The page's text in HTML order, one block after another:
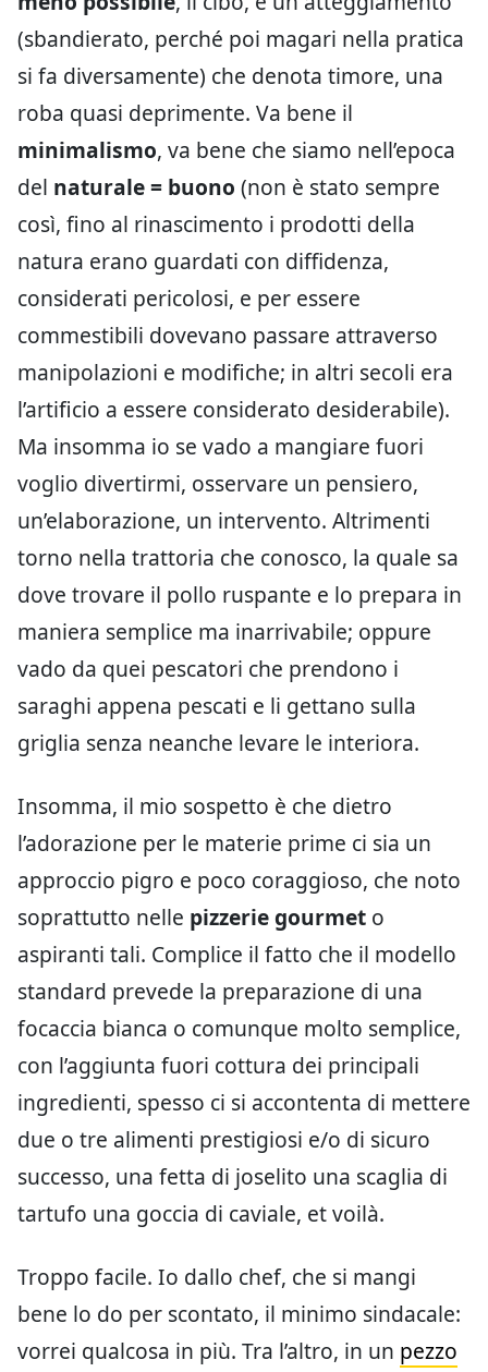
(sbandierato, perché poi magari nella pratica
si fa diversamente) che denota timore, una
roba quasi deprimente. Va bene il
minimalismo, va bene che siamo nell’epoca
del naturale = buono (non è stato sempre
così, fino al rinascimento i prodotti della
natura erano guardati con diffidenza,
considerati pericolosi, e per essere
commestibili dovevano passare attraverso
manipolazioni e modifiche; in altri secoli era
l’artificio a essere considerato desiderabile).
Ma insomma io se vado a mangiare fuori
voglio divertirmi, osservare un pensiero,
un’elaborazione, un intervento. Altrimenti
torno nella trattoria che conosco, la quale sa
dove trovare il pollo ruspante e lo prepara in
maniera semplice ma inarrivabile; oppure
vado da quei pescatori che prendono i
saraghi appena pescati e li gettano sulla
griglia senza neanche levare le interiora.
Insomma, il mio sospetto è che dietro
l’adorazione per le materie prime ci sia un
approccio pigro e poco coraggioso, che noto
soprattutto nelle pizzerie gourmet o
aspiranti tali. Complice il fatto che il modello
standard prevede la preparazione di una
focaccia bianca o comunque molto semplice,
con l’aggiunta fuori cottura dei principali
ingredienti, spesso ci si accontenta di mettere
due o tre alimenti prestigiosi e/o di sicuro
successo, una fetta di joselito una scaglia di
tartufo una goccia di caviale, et voilà.
Troppo facile. Io dallo chef, che si mangi
bene lo do per scontato, il minimo sindacale:
vorrei qualcosa in più. Tra l’altro, in un pezzo